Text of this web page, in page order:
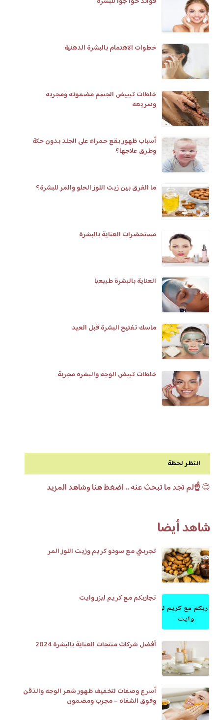
خطوات الاهتمام بالبشرة الدهنية
خلطات تبييض الجسم مضمونه ومجربه
وسريعه
أسباب ظهور بقع حمراء على الجلد بدون حكة
وطرق علاجها؟
ما الفرق بين زيت اللوز الحلو والمر للبشرة؟
مستحضرات العناية بالبشرة
العناية بالبشرة طبيعيا
ماسك تفتيح البشرة قبل العيد
خلطات تبيض الوجه والبشره مجربة
انتظر لحظة
😊☝️لم تجد ما تبحث عنه .. اضغط هنا وشاهد المزيد
شاهد أيضا
تجربتي مع سودو كريم وزيت اللوز المر
تجاربكم مع كريم ليزر وايت
أفضل شركات منتجات العناية بالبشرة 2024
أسرع وصفات لتخفيف ظهور شعر الوجه والذقن
وفوق الشفاه – مجرب ومضمون